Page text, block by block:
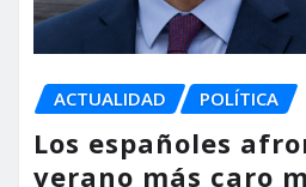
ACTUALIDAD POLÍTICA
Los españoles
verano más caro